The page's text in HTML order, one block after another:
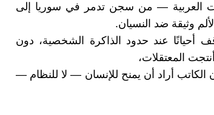
العربية — من سجن تدمر في سوريا إلى
وثيقة ضد النسيان.
أحيانًا عند حدود الذاكرة الشخصية، دون
المعتقلات،
الكاتب أراد أن يمنح للإنسان — لا للنظام —